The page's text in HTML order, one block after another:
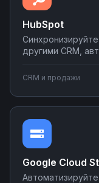
HubSpot
другими CRM,
в планировщиках
Настраивайте
CRM и продажи
Google Cloud